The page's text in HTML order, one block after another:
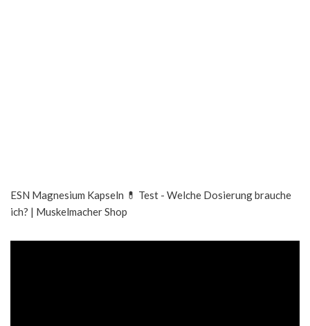
ESN Magnesium Kapseln 💊 Test - Welche Dosierung brauche
ich? | Muskelmacher Shop